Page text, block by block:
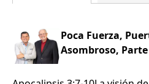
Poca Fuerza,
Asombroso,